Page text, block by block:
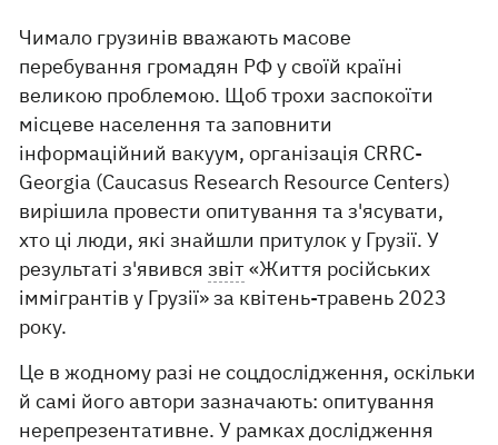
Чимало грузинів вважають масове
перебування громадян РФ у своїй країні
великою проблемою. Щоб трохи заспокоїти
місцеве населення та заповнити
інформаційний вакуум, організація CRRC-
Georgia (Caucasus Research Resource Centers)
вирішила провести опитування та з'ясувати,
хто ці люди, які знайшли притулок у Грузії. У
результаті з'явивсязвіт«Життя російських
іммігрантів у Грузії» за квітень-травень 2023
року.
Це в жодному разі не соцдослідження, оскільки
й самі його автори зазначають: опитування
нерепрезентативне. У рамках дослідження